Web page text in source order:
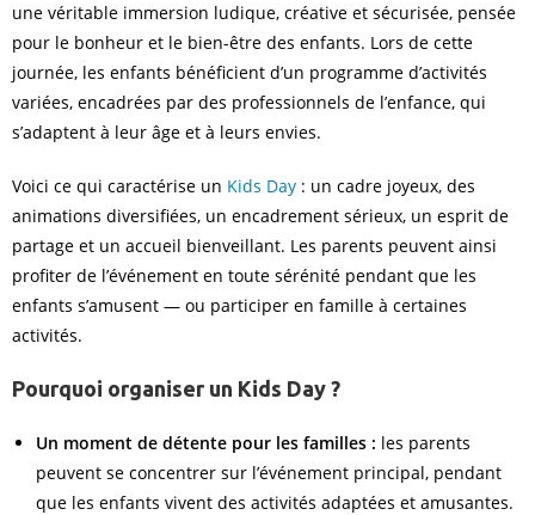
une véritable immersion ludique, créative et sécurisée, pensée
pour le bonheur et le bien-être des enfants. Lors de cette
journée, les enfants bénéficient d’un programme d’activités
variées, encadrées par des professionnels de l’enfance, qui
s’adaptent à leur âge et à leurs envies.
Voici ce qui caractérise un Kids Day : un cadre joyeux, des
animations diversifiées, un encadrement sérieux, un esprit de
partage et un accueil bienveillant. Les parents peuvent ainsi
profiter de l’événement en toute sérénité pendant que les
enfants s’amusent — ou participer en famille à certaines
activités.
Pourquoi organiser un Kids Day ?
Un moment de détente pour les familles : les parents
peuvent se concentrer sur l’événement principal, pendant
que les enfants vivent des activités adaptées et amusantes.